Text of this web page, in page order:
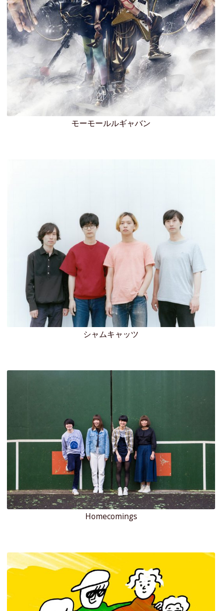
モーモールルギャバン
シャムキャッツ
Homecomings